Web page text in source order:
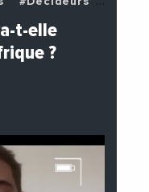
#Economie
t-elle
?